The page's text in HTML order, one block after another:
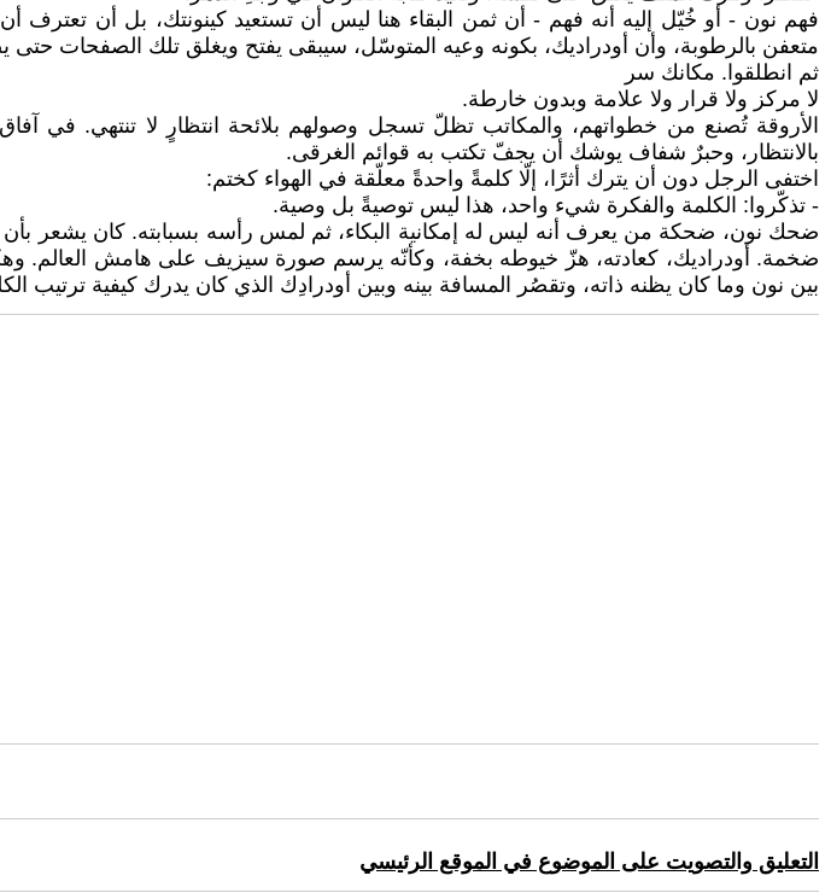
فهم نون - أو خُيّل إليه أنه فهم - أن ثمن البقاء هنا ليس أن تستعيد كينونتك، بل أن
متعفن بالرطوبة، وأن أودراديك، بكونه وعيه المتوسّل، سيبقى يفتح ويغلق تلك الصفحات حتى
ثم انطلقوا. مكانك سر
لا مركز ولا قرار ولا علامة وبدون خارطة.
الأروقة تُصنع من خطواتهم، والمكاتب تظلّ تسجل وصولهم بلائحة انتظارٍ لا تنتهي. في
بالانتظار، وحبرٌ شفاف يوشك أن يجفّ تكتب به قوائم الغرقى.
اختفى الرجل دون أن يترك أثرًا، إلّا كلمةً واحدةً معلّقة في الهواء كختم:
- تذكّروا: الكلمة والفكرة شيء واحد، هذا ليس توصيةً بل وصية.
ضحك نون، ضحكة من يعرف أنه ليس له إمكانية البكاء، ثم لمس رأسه بسبابته. كان يشعر
ضخمة. أودراديك، كعادته، هزّ خيوطه بخفة، وكأنّه يرسم صورة سيزيف على هامش العالم.
بين نون وما كان يظنه ذاته، وتقصُر المسافة بينه وبين أودرادِك الذي كان يدرك كيفية ترتيب
التعليق والتصويت على الموضوع في الموقع الرئيسي